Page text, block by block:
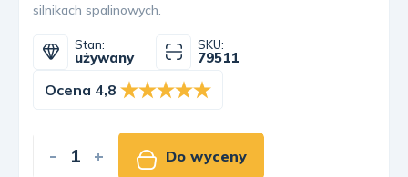
silnikach spalinowych.
Stan:
używany
SKU:
79511
Ocena 4,8
- + Do wyceny